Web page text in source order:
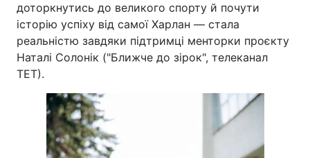
доторкнутись до великого спорту й почути
історію успіху від самої Харлан — стала
реальністю завдяки підтримці менторки проєкту
Наталі Солонік ("Ближче до зірок", телеканал
ТЕТ).